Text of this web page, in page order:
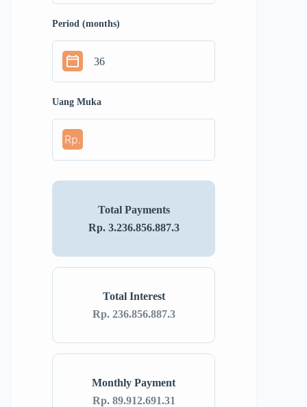
Period (months)
Uang Muka
Rp.
Monthly Payment
Rp. 89.912.691.31
Total Interest
Rp. 236.856.887.3
Total Payments
Rp. 3.236.856.887.3